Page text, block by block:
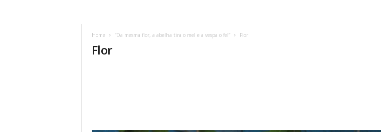
Home “Da mesma flor, a abelha tira o mel e a vespa o fel” Flor
Flor